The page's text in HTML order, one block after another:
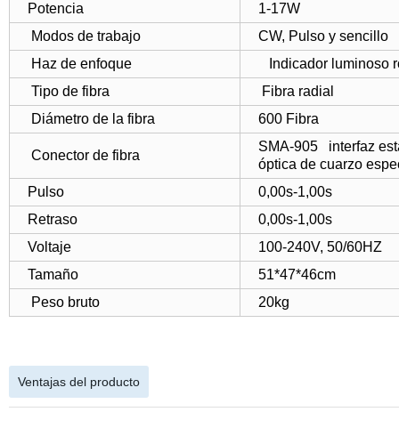
Potencia
1-17W
Modos de trabajo
CW, Pulso y sencillo
Haz de enfoque
Indicador luminoso
Tipo de fibra
Fibra radial
Diámetro de la fibra
600 Fibra
Conector de fibra
SMA-905 interfaz
óptica de cuarzo
Pulso
0,00s-1,00s
Retraso
0,00s-1,00s
Voltaje
100-240V, 50/60HZ
Tamaño
51*47*46cm
Peso bruto
20kg
Ventajas del producto